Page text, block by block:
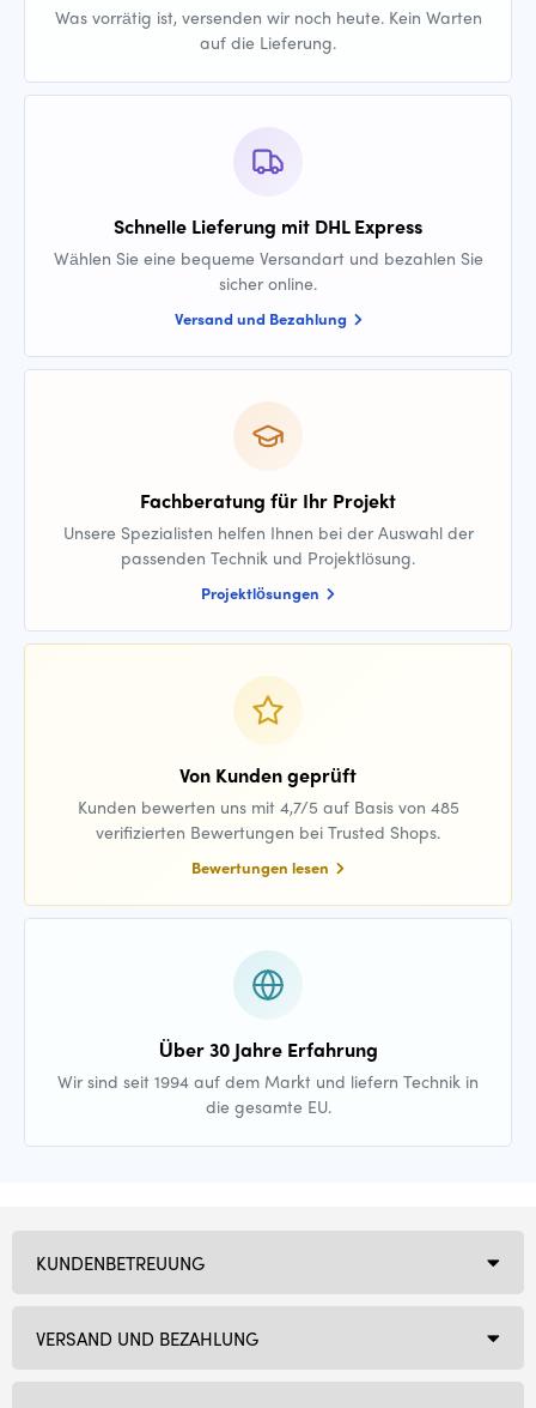
Was vorrätig ist, versenden wir noch heute. Kein Warten
auf die Lieferung.
Schnelle Lieferung mit DHL Express
Wählen Sie eine bequeme Versandart und bezahlen Sie
sicher online.
Versand und Bezahlung
Fachberatung für Ihr Projekt
Unsere Spezialisten helfen Ihnen bei der Auswahl der
passenden Technik und Projektlösung.
Projektlösungen
Von Kunden geprüft
Kunden bewerten uns mit 4,7/5 auf Basis von 485
verifizierten Bewertungen bei Trusted Shops.
Bewertungen lesen
Über 30 Jahre Erfahrung
Wir sind seit 1994 auf dem Markt und liefern Technik in
die gesamte EU.
KUNDENBETREUUNG
VERSAND UND BEZAHLUNG